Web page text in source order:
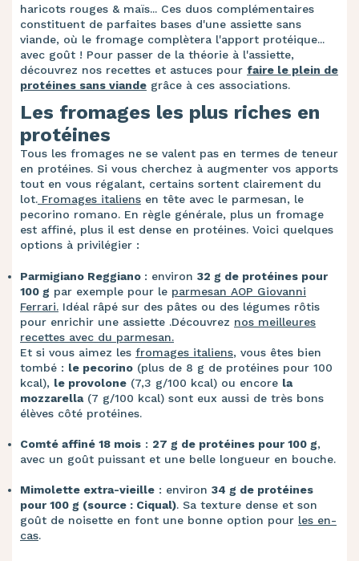
haricots rouges & maïs... Ces duos complémentaires
constituent de parfaites bases d'une assiette sans
viande, où le fromage complètera l'apport protéique...
avec goût ! Pour passer de la théorie à l'assiette,
découvrez nos recettes et astuces pour faire le plein de
protéines sans viande grâce à ces associations.
Les fromages les plus riches en
protéines
Tous les fromages ne se valent pas en termes de teneur
en protéines. Si vous cherchez à augmenter vos apports
tout en vous régalant, certains sortent clairement du
lot. Fromages italiens en tête avec le parmesan, le
pecorino romano. En règle générale, plus un fromage
est affiné, plus il est dense en protéines. Voici quelques
options à privilégier :
Parmigiano Reggiano : environ 32 g de protéines pour
100 g par exemple pour le parmesan AOP Giovanni
Ferrari. Idéal râpé sur des pâtes ou des légumes rôtis
pour enrichir une assiette .Découvrez nos meilleures
recettes avec du parmesan.
Et si vous aimez les fromages italiens, vous êtes bien
tombé : le pecorino (plus de 8 g de protéines pour 100
kcal), le provolone (7,3 g/100 kcal) ou encore la
mozzarella(7 g/100 kcal) sont eux aussi de très bons
élèves côté protéines.
Comté affiné 18 mois : 27 g de protéines pour 100 g,
avec un goût puissant et une belle longueur en bouche.
Mimolette extra-vieille : environ 34 g de protéines
pour 100 g (source : Ciqual). Sa texture dense et son
goût de noisette en font une bonne option pour les en-
cas.